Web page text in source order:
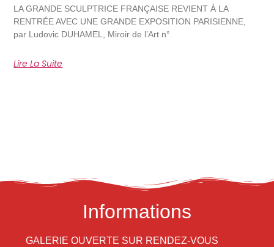
LA GRANDE SCULPTRICE FRANÇAISE REVIENT À LA
RENTRÉE AVEC UNE GRANDE EXPOSITION PARISIENNE,
par Ludovic DUHAMEL, Miroir de l’Art n°
Lire La Suite
Informations
GALERIE OUVERTE SUR RENDEZ-VOUS